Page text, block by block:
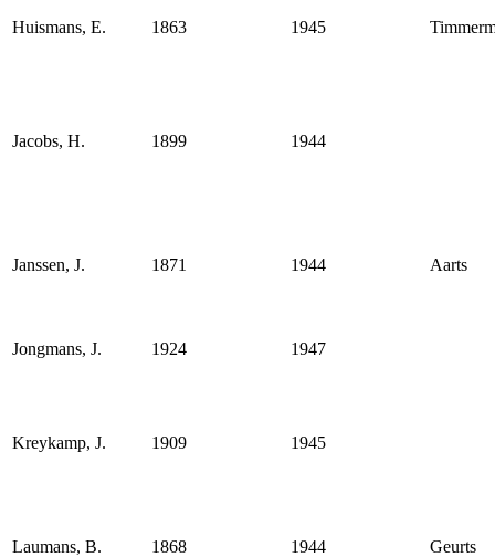
Huismans, E. 1863 1945
Jacobs, H. 1899 1944
Janssen, J. 1871 1944 Aarts
Jongmans, J. 1924 1947
Kreykamp, J. 1909 1945
Laumans, B. 1868 1944 Geurts